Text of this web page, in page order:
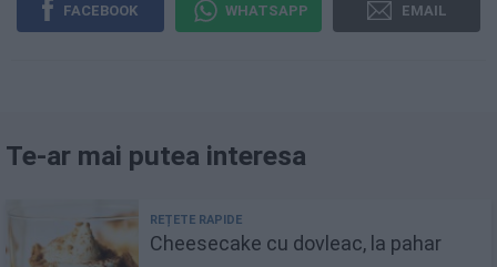
FACEBOOK WHATSAPP EMAIL
Te-ar mai putea interesa
Cheesecake cu dovleac, la pahar